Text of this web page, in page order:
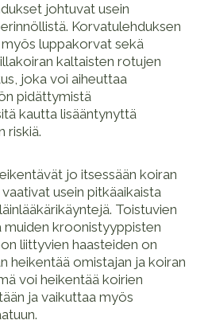
johtuvat usein
Korvatulehduksen
luppakorvat sekä
kaltaisten rotujen
joka voi aiheuttaa
pidättymistä
kautta lisääntynyttä
riskiä.
jo itsessään koiran
usein pitkäaikaista
Toistuvien
kroonistyyppisten
liittyvien haasteiden on
heikentää omistajan ja koiran
voi heikentää koirien
ja vaikuttaa myös